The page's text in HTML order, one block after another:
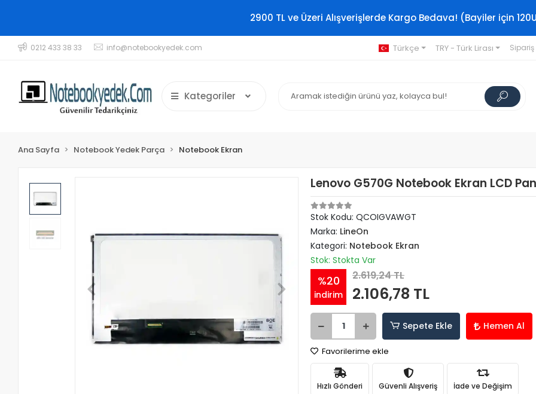
2900 TL ve Üzeri Alışverişlerde Kargo Bedava! (Bayiler için
0212 433 38 33 info@notebookyedek.com Türkçe TRY - Türk Lirası
Kategoriler
Ana Sayfa Notebook Yedek Parça Notebook Ekran
Lenovo G570G Notebook Ekran LCD
Stok Kodu: QCOIGVAWGT
Marka: LineOn
Kategori: Notebook Ekran
Stok: Stokta Var
%20
indirim
2.619,24 TL
2.106,78 TL
Sepete Ekle Hemen Al
Favorilerime ekle
Hızlı Gönderi Güvenli Alışveriş İade ve Değişim